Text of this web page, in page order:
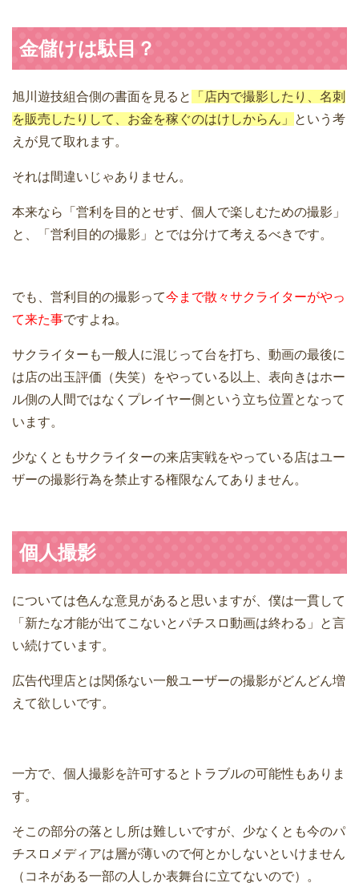
金儲けは駄目？
旭川遊技組合側の書面を見ると
「店内で撮影したり、名刺
を販売したりして、お金を稼ぐのはけしからん」
という考
えが見て取れます。
それは間違いじゃありません。
本来なら「営利を目的とせず、個人で楽しむための撮影」
と、「営利目的の撮影」とでは分けて考えるべきです。
でも、営利目的の撮影って今まで散々サクライターがやっ
て来た事ですよね。
サクライターも一般人に混じって台を打ち、動画の最後に
は店の出玉評価（失笑）をやっている以上、表向きはホー
ル側の人間ではなくプレイヤー側という立ち位置となって
います。
少なくともサクライターの来店実戦をやっている店はユー
ザーの撮影行為を禁止する権限なんてありません。
個人撮影
については色んな意見があると思いますが、僕は一貫して
「新たな才能が出てこないとパチスロ動画は終わる」と言
い続けています。
広告代理店とは関係ない一般ユーザーの撮影がどんどん増
えて欲しいです。
一方で、個人撮影を許可するとトラブルの可能性もありま
す。
そこの部分の落とし所は難しいですが、少なくとも今のパ
チスロメディアは層が薄いので何とかしないといけません
（コネがある一部の人しか表舞台に立てないので）。